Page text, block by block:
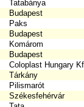
Tatabánya
Budapest
Paks
Budapest
Komárom
Budapest
Coloplast Hungary
Tárkány
Pilismarót
Székesfehérvár